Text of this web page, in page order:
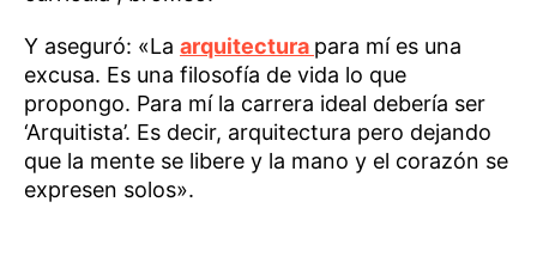
Y aseguró: «La arquitectura para mí es una
excusa. Es una filosofía de vida lo que
propongo. Para mí la carrera ideal debería ser
‘Arquitista’. Es decir, arquitectura pero dejando
que la mente se libere y la mano y el corazón se
expresen solos».